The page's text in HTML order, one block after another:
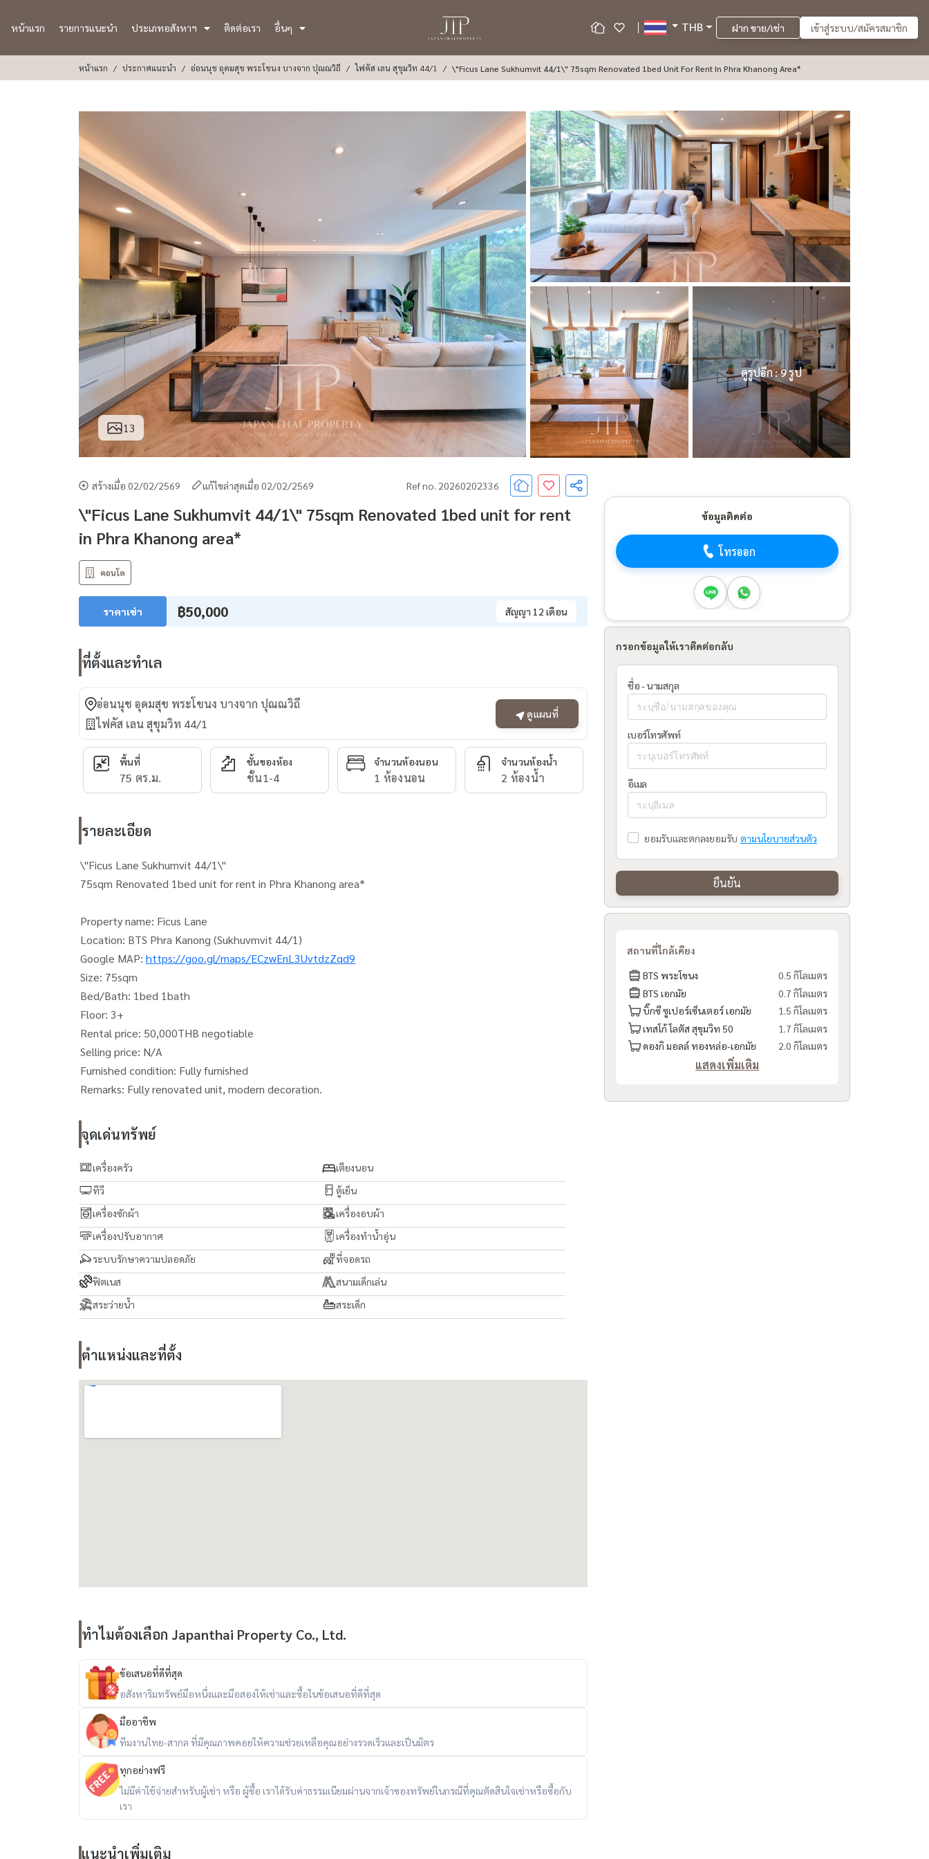
หน้าแรก รายการแนะนำ ประเภทอสังหาฯ ติดต่อเรา อื่นๆ THB ฝาก ขาย/เช่า เข้าสู่ระบบ/สมัครสมาชิก
หน้าแรก ประกาศแนะนำ อ่อนนุช อุดมสุข พระโขนง บางจาก ปุณณวิถี ไฟคัส เลน สุขุมวิท 44/1 \"Ficus Lane Sukhumvit 44/1\" 75sqm Renovated 1bed Unit For Rent In Phra Khanong Area*
13
ดูรูปอีก : 9 รูป
สร้างเมื่อ 02/02/2569 แก้ไขล่าสุดเมื่อ 02/02/2569 Ref no. 20260202336
\"Ficus Lane Sukhumvit 44/1\" 75sqm Renovated 1bed unit for rent
in Phra Khanong area*
คอนโด
ราคาเช่า ฿50,000 สัญญา 12 เดือน
ที่ตั้งและทำเล
อ่อนนุช อุดมสุข พระโขนง บางจาก ปุณณวิถี
ไฟคัส เลน สุขุมวิท 44/1
ดูแผนที่
พื้นที่
75 ตร.ม.
ชั้นของห้อง
ชั้น1-4
จำนวนห้องนอน
1 ห้องนอน
จำนวนห้องน้ำ
2 ห้องน้ำ
รายละเอียด
\"Ficus Lane Sukhumvit 44/1\"
75sqm Renovated 1bed unit for rent in Phra Khanong area*
Property name: Ficus Lane
Location: BTS Phra Kanong (Sukhuvmvit 44/1)
Google MAP: https://goo.gl/maps/ECzwEnL3UvtdzZqd9
Size: 75sqm
Bed/Bath: 1bed 1bath
Floor: 3+
Rental price: 50,000THB negotiable
Selling price: N/A
Furnished condition: Fully furnished
Remarks: Fully renovated unit, modern decoration.
จุดเด่นทรัพย์
เครื่องครัว
เตียงนอน
ทีวี
ตู้เย็น
เครื่องซักผ้า
เครื่องอบผ้า
เครื่องปรับอากาศ
เครื่องทำน้ำอุ่น
ระบบรักษาความปลอดภัย
ที่จอดรถ
ฟิตเนส
สนามเด็กเล่น
สระว่ายน้ำ
สระเด็ก
ตำแหน่งและที่ตั้ง
ทำไมต้องเลือก Japanthai Property Co., Ltd.
ข้อเสนอที่ดีที่สุด
อสังหาริมทรัพย์มือหนึ่งและมือสองให้เช่าและซื้อในข้อเสนอที่ดีที่สุด
มืออาชีพ
ทีมงานไทย-สากล ที่มีคุณภาพคอยให้ความช่วยเหลือคุณอย่างรวดเร็วและเป็นมิตร
ทุกอย่างฟรี
ไม่มีค่าใช้จ่ายสำหรับผู้เช่า หรือ ผู้ซื้อ เราได้รับค่าธรรมเนียมผ่านจากเจ้าของทรัพย์ในกรณีที่คุณตัดสินใจเช่าหรือซื้อกับ
เรา
ข้อมูลติดต่อ
โทรออก
กรอกข้อมูลให้เราติดต่อกลับ
ชื่อ - นามสกุล
เบอร์โทรศัพท์
อีเมล
ยอมรับและตกลงยอมรับ ตามนโยบายส่วนตัว
ยืนยัน
สถานที่ใกล้เคียง
BTS พระโขนง
0.5 กิโลเมตร
BTS เอกมัย
0.7 กิโลเมตร
บิ๊กซี ซูเปอร์เซ็นเตอร์ เอกมัย
1.5 กิโลเมตร
เทสโก้ โลตัส สุขุมวิท 50
1.7 กิโลเมตร
ดองกิ มอลล์ ทองหล่อ-เอกมัย
2.0 กิโลเมตร
แสดงเพิ่มเติม
แนะนำเพิ่มเติม